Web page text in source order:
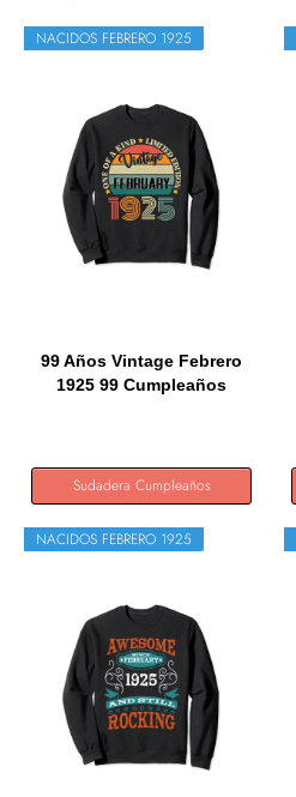
NACIDOS FEBRERO 1925
99 Años Vintage Febrero
1925 99 Cumpleaños
Sudadera Cumpleaños
NACIDOS FEBRERO 1925